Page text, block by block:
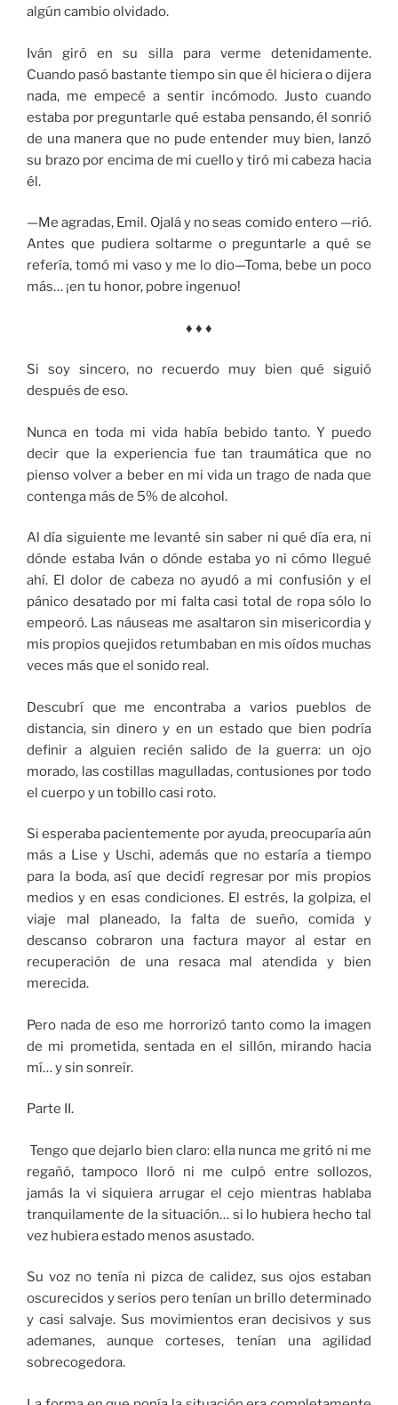
algún cambio olvidado.
Iván giró en su silla para verme detenidamente.
Cuando pasó bastante tiempo sin que él hiciera o dijera
nada, me empecé a sentir incómodo. Justo cuando
estaba por preguntarle qué estaba pensando, él sonrió
de una manera que no pude entender muy bien, lanzó
su brazo por encima de mi cuello y tiró mi cabeza hacia
él.
—Me agradas, Emil. Ojalá y no seas comido entero —rió.
Antes que pudiera soltarme o preguntarle a qué se
refería, tomó mi vaso y me lo dio—Toma, bebe un poco
más… ¡en tu honor, pobre ingenuo!
♦ ♦ ♦
Si soy sincero, no recuerdo muy bien qué siguió
después de eso.
Nunca en toda mi vida había bebido tanto. Y puedo
decir que la experiencia fue tan traumática que no
pienso volver a beber en mi vida un trago de nada que
contenga más de 5% de alcohol.
Al día siguiente me levanté sin saber ni qué día era, ni
dónde estaba Iván o dónde estaba yo ni cómo llegué
ahí. El dolor de cabeza no ayudó a mi confusión y el
pánico desatado por mi falta casi total de ropa sólo lo
empeoró. Las náuseas me asaltaron sin misericordia y
mis propios quejidos retumbaban en mis oídos muchas
veces más que el sonido real.
Descubrí que me encontraba a varios pueblos de
distancia, sin dinero y en un estado que bien podría
definir a alguien recién salido de la guerra: un ojo
morado, las costillas magulladas, contusiones por todo
el cuerpo y un tobillo casi roto.
Si esperaba pacientemente por ayuda, preocuparía aún
más a Lise y Uschi, además que no estaría a tiempo
para la boda, así que decidí regresar por mis propios
medios y en esas condiciones. El estrés, la golpiza, el
viaje mal planeado, la falta de sueño, comida y
descanso cobraron una factura mayor al estar en
recuperación de una resaca mal atendida y bien
merecida.
Pero nada de eso me horrorizó tanto como la imagen
de mi prometida, sentada en el sillón, mirando hacia
mí… y sin sonreír.
Parte II.
Tengo que dejarlo bien claro: ella nunca me gritó ni me
regañó, tampoco lloró ni me culpó entre sollozos,
jamás la vi siquiera arrugar el cejo mientras hablaba
tranquilamente de la situación… si lo hubiera hecho tal
vez hubiera estado menos asustado.
Su voz no tenía ni pizca de calidez, sus ojos estaban
oscurecidos y serios pero tenían un brillo determinado
y casi salvaje. Sus movimientos eran decisivos y sus
ademanes, aunque corteses, tenían una agilidad
sobrecogedora.